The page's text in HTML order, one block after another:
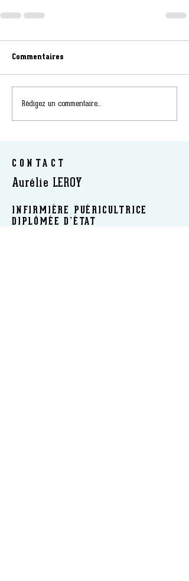
Commentaires
Rédigez un commentaire...
CONTACT
Aurélie LEROY
INFIRMIÈRE PUÉRICULTRICE
DIPLÔMÉE D’ÉTAT